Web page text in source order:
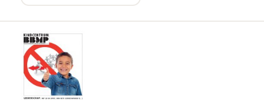
Merel Breedeveld
Marion Breg
Jan Pieter Brinkman